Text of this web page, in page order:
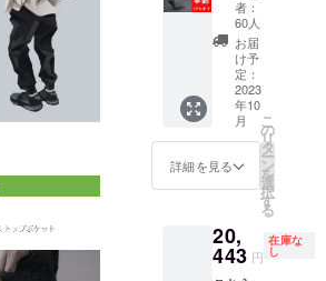
ます。
リター
ン価格
には消
費税と
送料を
含みま
す。
Sling」
1点 税
込価格
20350
円のと
ころを
60名様
限定で
37％オ
フにて
ご用意
ます。
リター
ン価格
者：
60人
お届
け予
定：
2023
年10
月
詳細を見る
こ
の
リ
タ
ー
ン
を
選
択
す
る
20,
443 円
在庫な
し